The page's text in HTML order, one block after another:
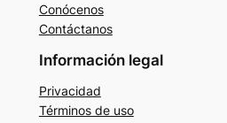
Conócenos
Contáctanos
Información legal
Privacidad
Términos de uso